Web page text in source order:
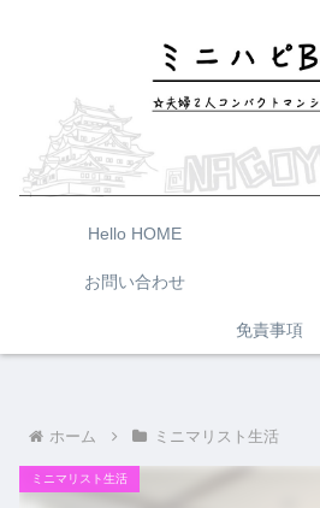
Hello HOME
お問い合わせ
免責事項
ホーム ミニマリスト生活
ミニマリスト生活